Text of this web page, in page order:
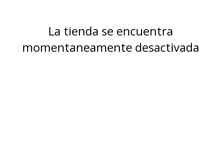
La tienda se encuentra
momentaneamente desactivada